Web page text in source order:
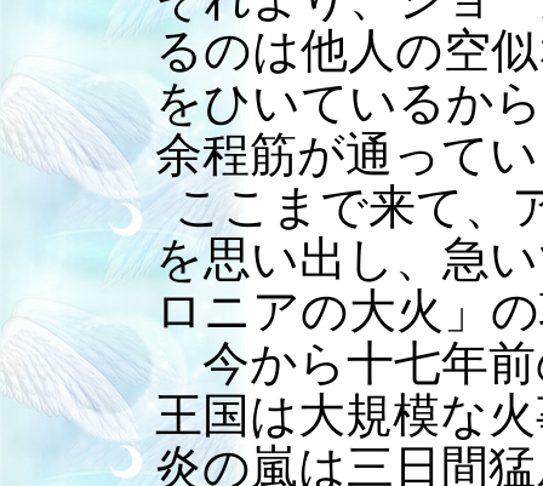
るのは他人の空
をひいているか
余程筋が通って
ここまで来て、
を思い出し、急
ロニアの大火」
今から十七年前
王国は大規模な
炎の嵐は三日間